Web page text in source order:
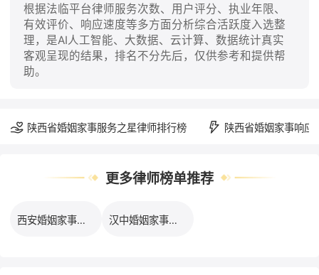
根据法临平台律师服务次数、用户评分、执业年限、
有效评价、响应速度等多方面分析综合活跃度入选整
理，是AI人工智能、大数据、云计算、数据统计真实
客观呈现的结果，排名不分先后，仅供参考和提供帮
助。
陕西省婚姻家事服务之星律师排行榜 陕西省婚姻家事响应
更多律师榜单推荐
西安婚姻家事律师口碑排行榜 汉中婚姻家事律师口碑排行榜